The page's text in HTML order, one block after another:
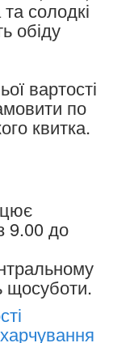
солодкі
обіду
вартості
по
квитка.
9.00 до
щосуботи.